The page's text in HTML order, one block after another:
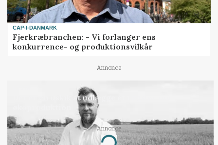
CAP-I-DANMARK
Fjerkræbranchen: - Vi forlanger ens
konkurrence- og produktionsvilkår
Annonce
Det er en uskik at udlægge et røgslør om
Annonce